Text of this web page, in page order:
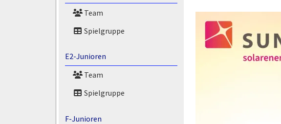
Team
Spielgruppe
E2-Junioren
Team
Spielgruppe
F-Junioren